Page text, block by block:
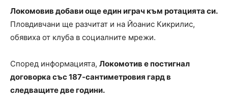
Локомовив добави още един играч към ротацията си.
Пловдивчани ще разчитат и на Йоанис Кикрилис,
обявиха от клуба в социалните мрежи.
Според информацията, Локомотив е постигнал
договорка със 187-сантиметровия гард в
следващите две години.